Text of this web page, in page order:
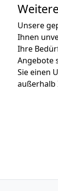
Unsere
Ihnen
Ihre
Angebote
Sie einen
außerhalb